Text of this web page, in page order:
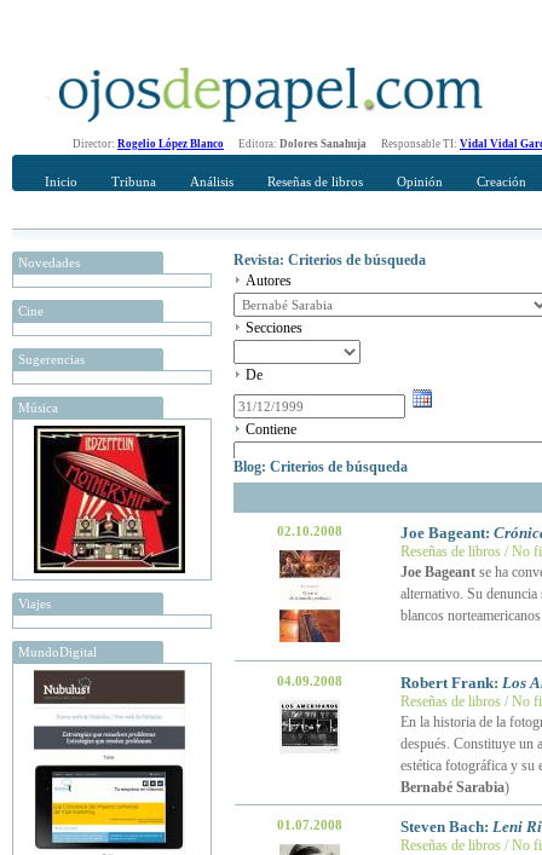
Director: Rogelio López Blanco Editora: Dolores Sanahuja Responsable TI: Vidal Vidal
Inicio Tribuna Análisis Reseñas de libros Opinión Creación
Novedades
Cine
Sugerencias
Música
Viajes
MundoDigital
Revista: Criterios de búsqueda
Autores
Secciones
De
Contiene
Blog: Criterios de búsqueda
02.10.2008 Joe Bageant:
Reseñas de libros / No
Joe Bageantse ha
alternativo. Su denuncia
blancos
04.09.2008 Robert Frank: Los
Reseñas de libros / No
En la historia de la
después. Constituye un
estética fotográfica y su
Bernabé Sarabia)
01.07.2008 Steven Bach: Leni
Reseñas de libros / No